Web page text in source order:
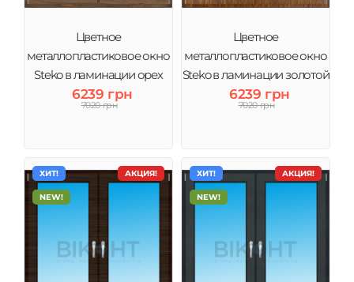
Цветное
металлопластиковое окно
Steko в ламинации орех
6239 грн
7020 грн
Цветное
металлопластиковое окно
Steko в ламинации золотой
дуб
6239 грн
7020 грн
АКЦИЯ!
ХИТ!
NEW!
АКЦИЯ!
ХИТ!
NEW!